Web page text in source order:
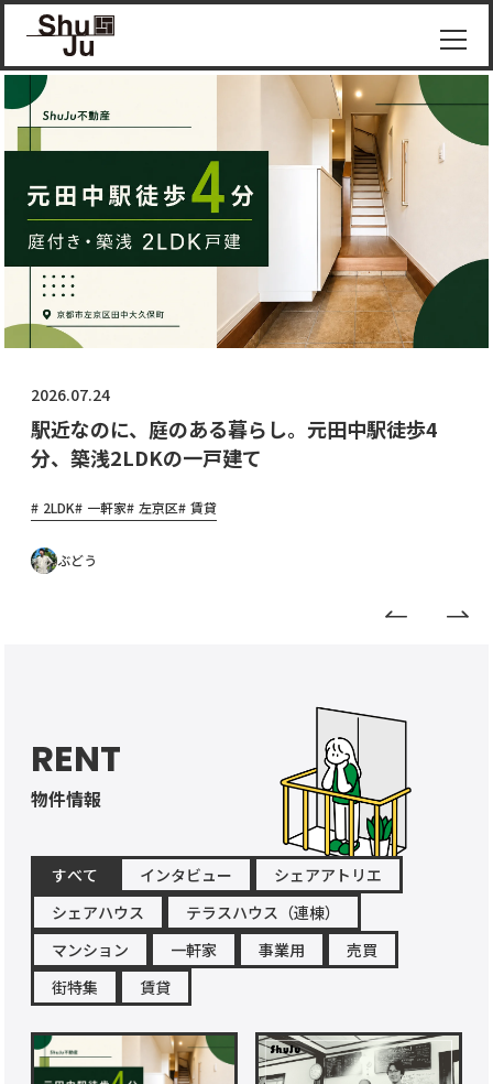
物件
紹介
ShuJu
につ
いて
施工
実績
コラ
お知
らせ
物件オ
ーナ
理会社
様へ
2026.07.24
駅近なのに、庭のある暮らし。元田中駅徒歩4
分、築浅2LDKの一戸建て
2LDK 一軒家 左京区 賃貸
ぶどう
RENT
物件情報
すべて インタビュー
シェアアトリエ
シェアハウス
テラスハウス（連棟）
マンション
一軒家 事業用
売買
街特集
賃貸